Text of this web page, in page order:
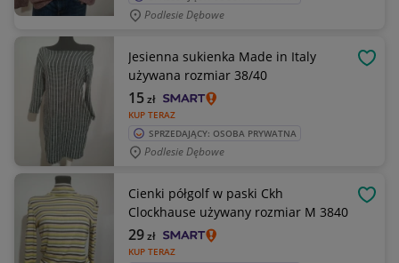
Podlesie Dębowe
Jesienna sukienka Made in Italy
używana rozmiar 38/40
KUP TERAZ
15zł
SPRZEDAJĄCY: OSOBA PRYWATNA
Podlesie Dębowe
Cienki półgolf w paski Ckh
Clockhause używany rozmiar M 3840
KUP TERAZ
29zł